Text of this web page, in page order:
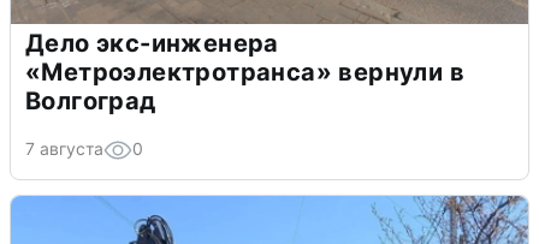
Дело экс-инженера
«Метроэлектротранса» вернули в
Волгоград
7 августа 0